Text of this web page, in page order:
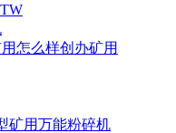
怎么样创办矿用
矿用万能粉碎机